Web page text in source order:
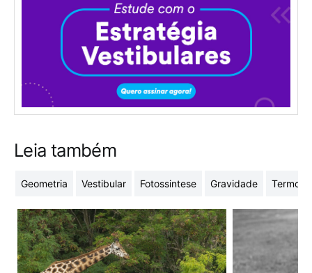
Leia também
Geometria Vestibular Fotossintese Gravidade